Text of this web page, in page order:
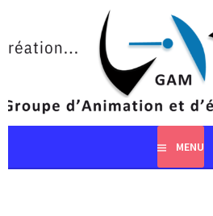
contenu
MENU